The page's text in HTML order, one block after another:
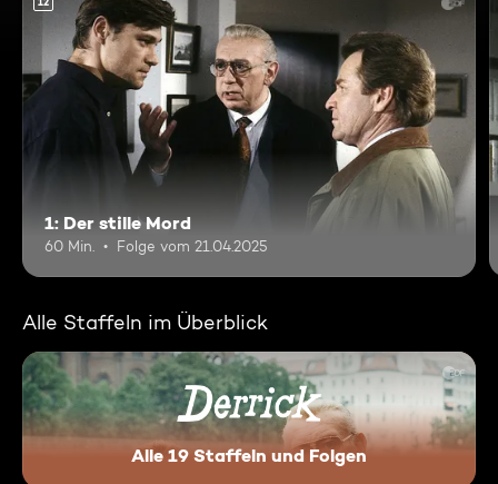
1: Der stille Mord
60 Min. Folge vom 21.04.2025
Alle Staffeln im Überblick
Alle 19 Staffeln und Folgen